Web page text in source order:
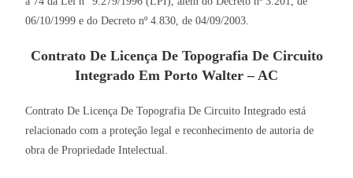
06/10/1999 e do Decreto nº 4.830, de 04/09/2003.
Contrato De Licença De Topografia De Circuito
Integrado Em Porto Walter – AC
Contrato De Licença De Topografia De Circuito Integrado está
relacionado com a proteção legal e reconhecimento de autoria de
obra de Propriedade Intelectual.